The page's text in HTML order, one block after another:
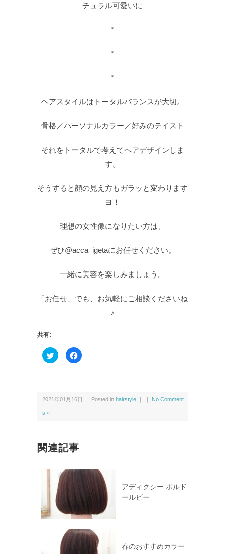
チュラル可愛いに
*
*
*
ヘアスタイルはトータルバランスが大切。
骨格／パーソナルカラー／好みのテイスト
それをトータルで考えてヘアデザインしま
す。
そうすると顔の見え方もガラッと変わります
ヨ！
理想の女性像になりたい方は、
ぜひ@acca_igetaにお任せください。
一緒に美容を楽しみましょう。
「お任せ」でも、お気軽にご相談くださいね
♪
共有:
ク
リ
w
i
有
(新
し
ィ
ン
ド
ウ
で
開
き
す)
F
a
k
で
ク
リ
ッ
し
だ
さ
い
(新
し
い
ウ
ィ
ン
ド
2021年01月16日 ｜ Posted in hairstyle ｜ ｜ No Comment
s »
関連記事
アディクシー ボルド
ールビー
春のおすすめカラー